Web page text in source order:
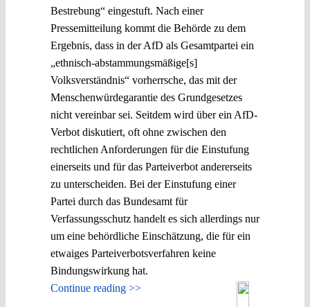
Bestrebung“ eingestuft. Nach einer
Pressemitteilung kommt die Behörde zu dem
Ergebnis, dass in der AfD als Gesamtpartei ein
„ethnisch-abstammungsmäßige[s]
Volksverständnis“ vorherrsche, das mit der
Menschenwürdegarantie des Grundgesetzes
nicht vereinbar sei. Seitdem wird über ein AfD-
Verbot diskutiert, oft ohne zwischen den
rechtlichen Anforderungen für die Einstufung
einerseits und für das Parteiverbot andererseits
zu unterscheiden. Bei der Einstufung einer
Partei durch das Bundesamt für
Verfassungsschutz handelt es sich allerdings nur
um eine behördliche Einschätzung, die für ein
etwaiges Parteiverbotsverfahren keine
Bindungswirkung hat.
Continue reading >>